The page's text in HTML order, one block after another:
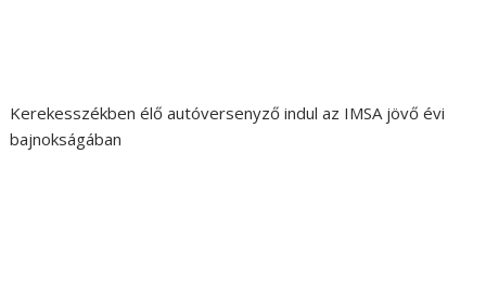
Kerekesszékben élő autóversenyző indul az IMSA jövő évi
bajnokságában